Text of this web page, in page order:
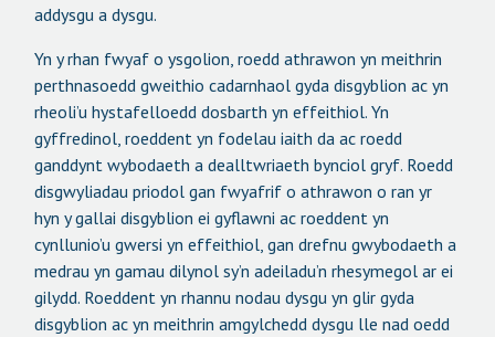
addysgu a dysgu.
Yn y rhan fwyaf o ysgolion, roedd athrawon yn meithrin
perthnasoedd gweithio cadarnhaol gyda disgyblion ac yn
rheoli’u hystafelloedd dosbarth yn effeithiol. Yn
gyffredinol, roeddent yn fodelau iaith da ac roedd
ganddynt wybodaeth a dealltwriaeth bynciol gryf. Roedd
disgwyliadau priodol gan fwyafrif o athrawon o ran yr
hyn y gallai disgyblion ei gyflawni ac roeddent yn
cynllunio’u gwersi yn effeithiol, gan drefnu gwybodaeth a
medrau yn gamau dilynol sy’n adeiladu’n rhesymegol ar ei
gilydd. Roeddent yn rhannu nodau dysgu yn glir gyda
disgyblion ac yn meithrin amgylchedd dysgu lle nad oedd